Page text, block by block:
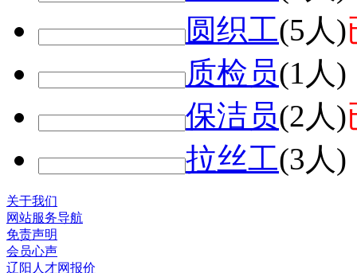
圆织工(5人)
质检员(1人)
保洁员(2人)
拉丝工(3人)
关于我们
网站服务导航
免责声明
会员心声
辽阳人才网报价